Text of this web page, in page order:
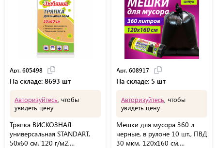
Арт. 605498
На складе: 8693 шт
Авторизуйтесь , чтобы
увидеть цену
Тряпка ВИСКОЗНАЯ
универсальная STANDART,
50х60 см, 120 г/м2,
Арт. 608917
На складе: 5 шт
Авторизуйтесь , чтобы
увидеть цену
Мешки для мусора 360 л
черные, в рулоне 10 шт., ПВД
30 мкм, 120x160 см,